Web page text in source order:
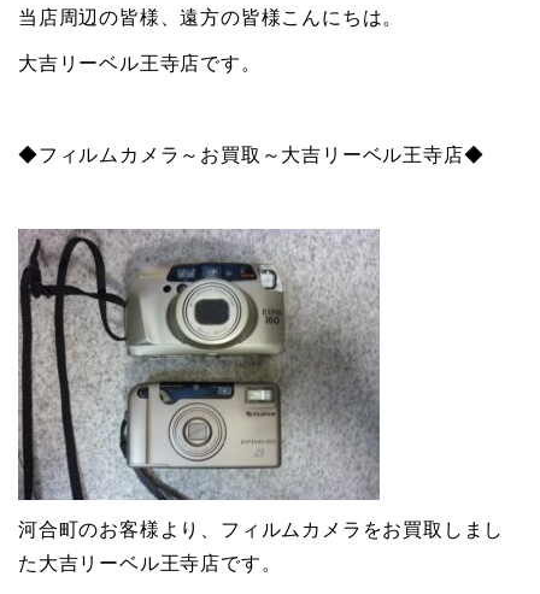
当店周辺の皆様、遠方の皆様こんにちは。
大吉リーベル王寺店です。
◆フィルムカメラ～お買取～大吉リーベル王寺店◆
河合町のお客様より、フィルムカメラをお買取しまし
た大吉リーベル王寺店です。